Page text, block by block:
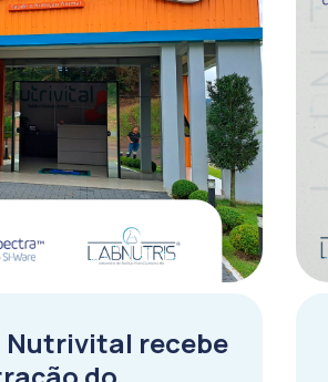
Nutrivital recebe